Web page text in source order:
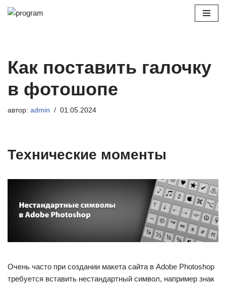
Как поставить галочку
в фотошопе
автор: admin 01.05.2024
Технические моменты
Очень часто при создании макета сайта в Adobe Photoshop
требуется вставить нестандартный символ, например знак